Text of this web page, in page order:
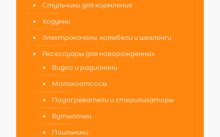
Стульчики для кормления
Ходунки
Электрокачели, колыбели и шезлонги
Аксессуары для новорожденных
Видео и радионяни
Молокоотсосы
Подогреватели и стерилизаторы
Бутылочки
Поильники